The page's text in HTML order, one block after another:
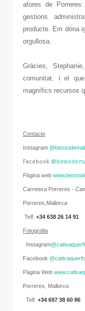
afores de
gestions
producte. Em dóna
orgullosa.
Gràcies,
comunitat, i el
magnífics recursos
Contacte
Instagram
Facebook
Pàgina web
Carretera Porreres -
Porreres,Mallorca
Telf. +34 638 26 14 91
Fotografia
Instagram
Facebook
Pàgina Web
Porreres, Mallorca
Telf. +34 697 38 60 86